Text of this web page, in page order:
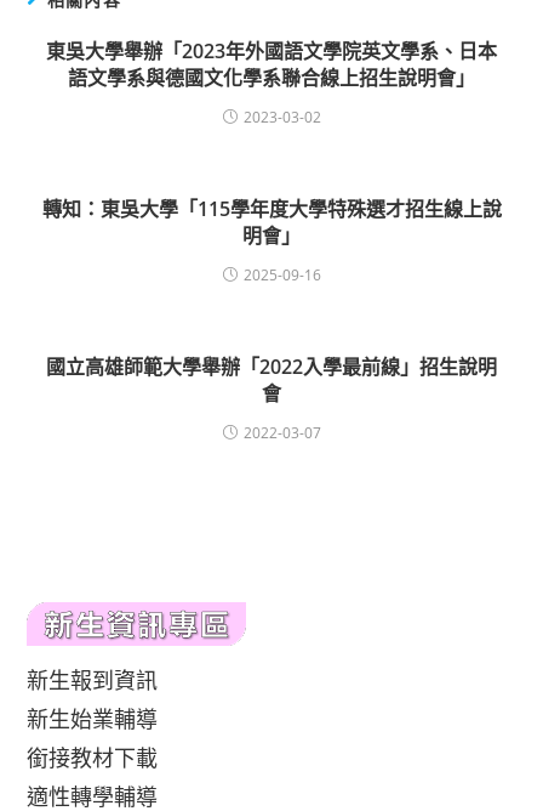
東吳大學舉辦「2023年外國語文學院英文學系、日本
語文學系與德國文化學系聯合線上招生說明會」
2023-03-02
轉知：東吳大學「115學年度大學特殊選才招生線上說
明會」
2025-09-16
國立高雄師範大學舉辦「2022入學最前線」招生說明
會
2022-03-07
新生報到資訊
新生始業輔導
銜接教材下載
適性轉學輔導